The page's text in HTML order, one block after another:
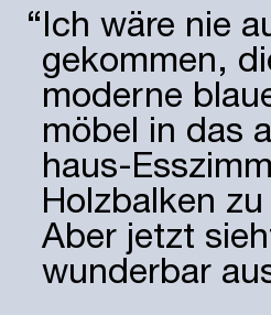
“Ich wäre nie
gekommen,
moderne
möbel in das
haus-
Holz­balken
Aber jetzt
wunderbar